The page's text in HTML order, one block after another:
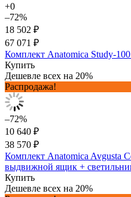
+0
–72%
18 502 ₽
67 071 ₽
Комплект Anatomica Study-100
Купить
Дешевле всех на 20%
Распродажа!
–72%
10 640 ₽
38 570 ₽
Комплект Anatomica Avgusta
выдвижной ящик +
Купить
Дешевле всех на 20%